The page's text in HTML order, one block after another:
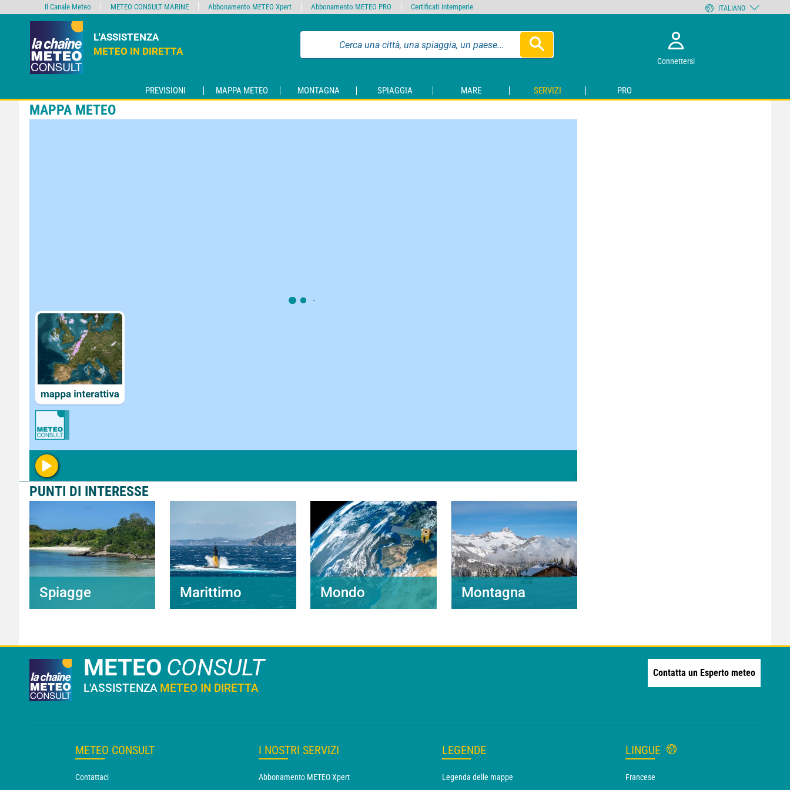
L'ASSISTENZA
METEO IN DIRETTA
Connettersi
PREVISIONI MAPPA METEO MONTAGNA SPIAGGIA MARE SERVIZI PRO
MAPPA METEO
Fonte :
Maglia :
Correre :
PUNTI DI INTERESSE
Spiagge Marittimo Mondo Montagna
METEO CONSULT
L'ASSISTENZA METEO IN DIRETTA
Contatta un Esperto meteo
METEO CONSULT
Contattaci
I NOSTRI SERVIZI
Abbonamento METEO Xpert
LEGENDE
Legenda delle mappe
LINGUE
Francese
Il Canale Meteo METEO CONSULT MARINE Abbonamento METEO Xpert Abbonamento METEO PRO Certificati intemperie ITALIANO